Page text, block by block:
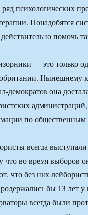
психологических
Понадобятся
помочь
— это только
Нынешнему
демократов она
по
всегда
что во время выборов
что без них
бы 13 лет у
всегда были